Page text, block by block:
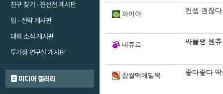
친구 찾기 · 친선전 게시판
팁 · 전략 게시판
대회 소식 게시판
투기장 연구실 게시판
미디어 갤러리
파이아 컨셉 괜찮
네쥬르 싸울팽 원츄
찹쌀떡메밀묵 좋다좋다